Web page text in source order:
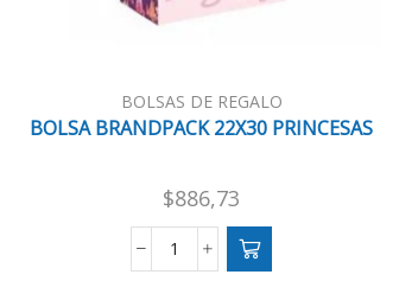
BOLSAS DE REGALO
BOLSA BRANDPACK 22X30 PRINCESAS
$886,73
BOLSA